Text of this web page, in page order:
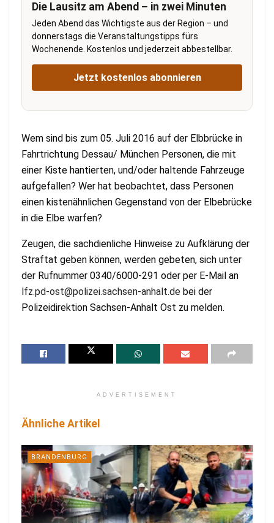
Die Lausitz am Abend – in zwei Minuten
Jeden Abend das Wichtigste aus der Region – und
donnerstags die Veranstaltungstipps fürs
Wochenende. Kostenlos und jederzeit abbestellbar.
Jetzt kostenlos abonnieren
Wem sind bis zum 05. Juli 2016 auf der Elbbrücke in
Fahrtrichtung Dessau/ München Personen, die mit
einer Kiste hantierten, und/oder haltende Fahrzeuge
aufgefallen? Wer hat beobachtet, dass Personen
einen kistenähnlichen Gegenstand von der Elbebrücke
in die Elbe warfen?
Zeugen, die sachdienliche Hinweise zu Aufklärung der
Straftat geben können, werden gebeten, sich unter
der Rufnummer 0340/6000-291 oder per E-Mail an
lfz.pd-ost@polizei.sachsen-anhalt.de bei der
Polizeidirektion Sachsen-Anhalt Ost zu melden.
ADVERTISEMENT
Ähnliche Artikel
BRANDENBURG